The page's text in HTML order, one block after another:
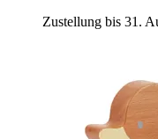
Zustellung bis 31.